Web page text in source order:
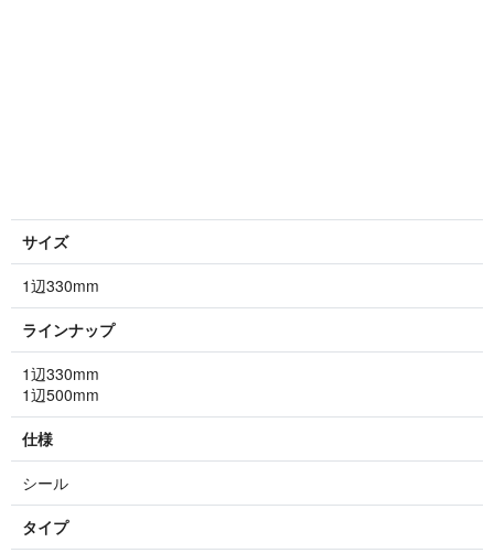
サイズ
1辺330mm
ラインナップ
1辺330mm
1辺500mm
仕様
シール
タイプ